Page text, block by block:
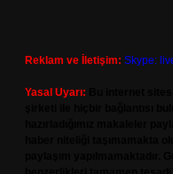
Reklam ve İletişim: Skype:
Yasal Uyarı: